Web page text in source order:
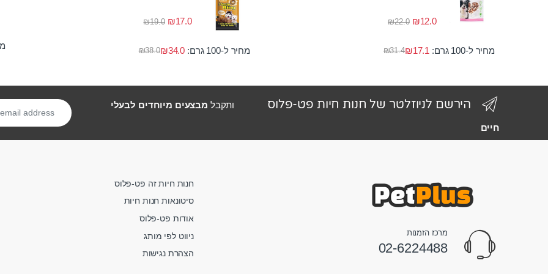
₪12.0
₪22.0
מחיר ל-100 גרם: ₪31.4₪17.1
₪17.0
₪19.0
מחיר ל-100 גרם: ₪38.0₪34.0
הירשם לניוזלטר של חנות חיות פט-פלוס ותקבל מבצעים מיוחדים לבעלי
חיים
מרכז הזמנות
02-6224488
חנות חיות זה פט-פלוס
סיטונאות חנות חיות
אודות פט-פלוס
ניווט לפי מותג
הצהרת נגישות